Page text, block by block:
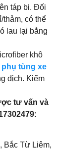
táp bi. Đối
thảm, có thể
lau lại bằng
khô
phụ tùng xe
dịch. Kiểm
tư vấn và
Bắc Từ Liêm,